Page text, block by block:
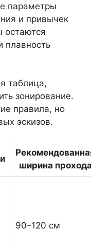
параметры
и привычек
остаются
плавность
таблица,
зонирование.
правила, но
эскизов.
ширина
90–120 см